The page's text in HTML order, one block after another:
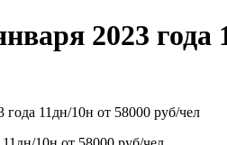
2023 года
11дн/10н от 58000 руб/чел